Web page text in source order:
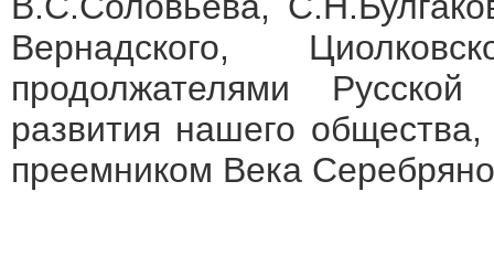
Вернадского,
продолжателями
развития нашего
преемником Века